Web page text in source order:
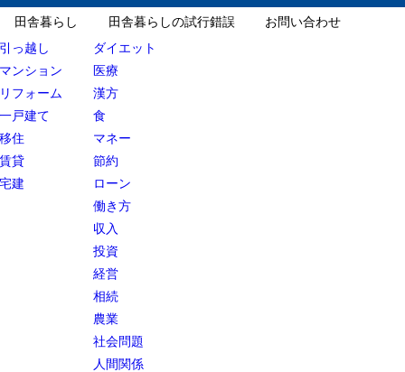
田舎暮らし
引っ越し
マンション
リフォーム
一戸建て
移住
賃貸
宅建
田舎暮らしの試行錯誤
ダイエット
医療
漢方
食
マネー
節約
ローン
働き方
収入
投資
経営
相続
農業
社会問題
人間関係
お問い合わせ